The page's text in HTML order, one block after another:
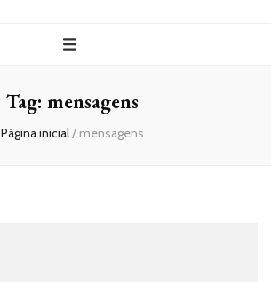
Tag: mensagens
Página inicial/ mensagens